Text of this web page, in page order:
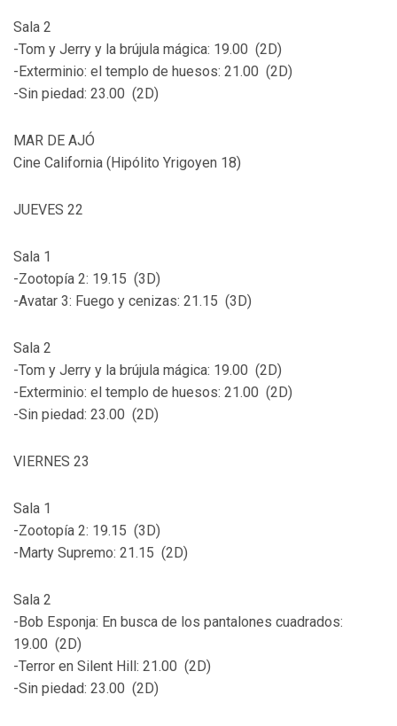
Sala 2
-Tom y Jerry y la brújula mágica: 19.00 (2D)
-Exterminio: el templo de huesos: 21.00 (2D)
-Sin piedad: 23.00 (2D)
MAR DE AJÓ
Cine California (Hipólito Yrigoyen 18)
JUEVES 22
Sala 1
-Zootopía 2: 19.15 (3D)
-Avatar 3: Fuego y cenizas: 21.15 (3D)
Sala 2
-Tom y Jerry y la brújula mágica: 19.00 (2D)
-Exterminio: el templo de huesos: 21.00 (2D)
-Sin piedad: 23.00 (2D)
VIERNES 23
Sala 1
-Zootopía 2: 19.15 (3D)
-Marty Supremo: 21.15 (2D)
Sala 2
-Bob Esponja: En busca de los pantalones cuadrados:
19.00 (2D)
-Terror en Silent Hill: 21.00 (2D)
-Sin piedad: 23.00 (2D)